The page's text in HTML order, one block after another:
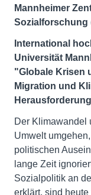
Mannheimer
Sozialforschung
International
Universität
"Globale Krisen
Migration und
Der Klimawandel
Umwelt
politischen
lange Zeit
Sozialpolitik an
erklärt, sind